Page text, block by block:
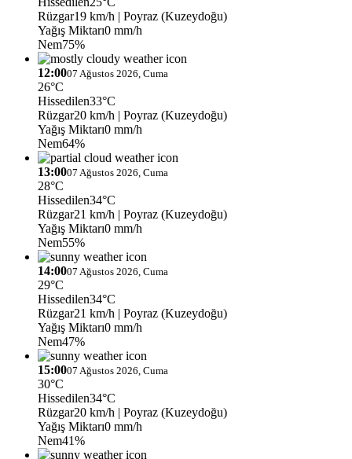
Rüzgar19 km/h | Poyraz (Kuzeydoğu)
Yağış Miktarı0 mm/h
Nem75%
12:0007 Ağustos 2026, Cuma
26°C
Hissedilen33°C
Rüzgar20 km/h | Poyraz (Kuzeydoğu)
Yağış Miktarı0 mm/h
Nem64%
13:0007 Ağustos 2026, Cuma
28°C
Hissedilen34°C
Rüzgar21 km/h | Poyraz (Kuzeydoğu)
Yağış Miktarı0 mm/h
Nem55%
14:0007 Ağustos 2026, Cuma
29°C
Hissedilen34°C
Rüzgar21 km/h | Poyraz (Kuzeydoğu)
Yağış Miktarı0 mm/h
Nem47%
15:0007 Ağustos 2026, Cuma
30°C
Hissedilen34°C
Rüzgar20 km/h | Poyraz (Kuzeydoğu)
Yağış Miktarı0 mm/h
Nem41%